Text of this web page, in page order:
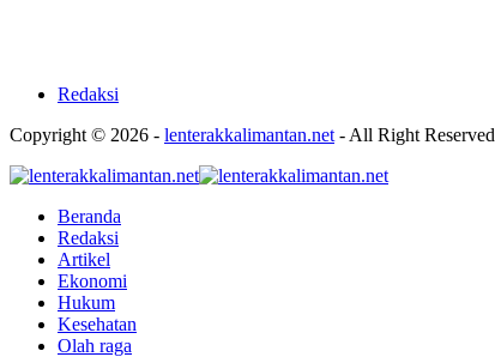
Redaksi
Copyright © 2026 - lenterakkalimantan.net - All Right Reserved
Beranda
Redaksi
Artikel
Ekonomi
Hukum
Kesehatan
Olah raga